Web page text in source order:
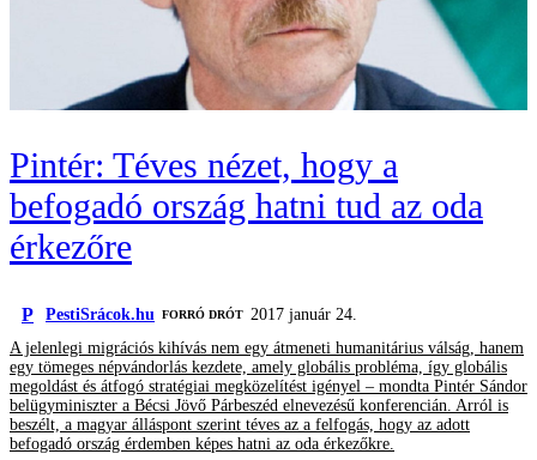
Pintér: Téves nézet, hogy a
befogadó ország hatni tud az oda
érkezőre
P PestiSrácok.hu FORRÓ DRÓT
2017 január 24.
A jelenlegi migrációs kihívás nem egy átmeneti humanitárius válság, hanem
egy tömeges népvándorlás kezdete, amely globális probléma, így globális
megoldást és átfogó stratégiai megközelítést igényel – mondta Pintér Sándor
belügyminiszter a Bécsi Jövő Párbeszéd elnevezésű konferencián. Arról is
beszélt, a magyar álláspont szerint téves az a felfogás, hogy az adott
befogadó ország érdemben képes hatni az oda érkezőkre.